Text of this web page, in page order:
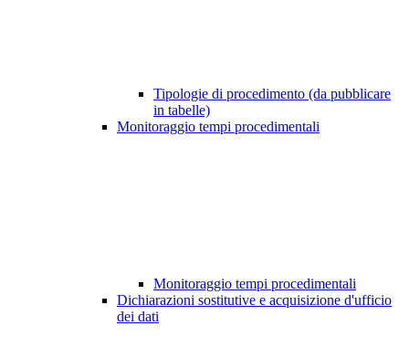
Tipologie di procedimento (da pubblicare
in tabelle)
Monitoraggio tempi procedimentali
Monitoraggio tempi procedimentali
Dichiarazioni sostitutive e acquisizione d'ufficio
dei dati